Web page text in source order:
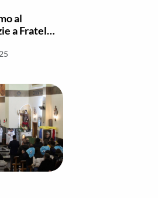
al
a Fratel